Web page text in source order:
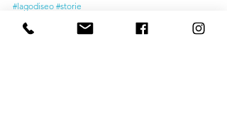
#lagodiseo #storie
Storia